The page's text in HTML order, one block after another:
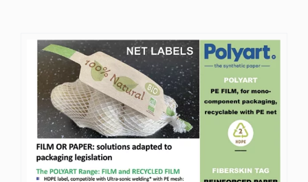
Polyart
Contact
Ressources